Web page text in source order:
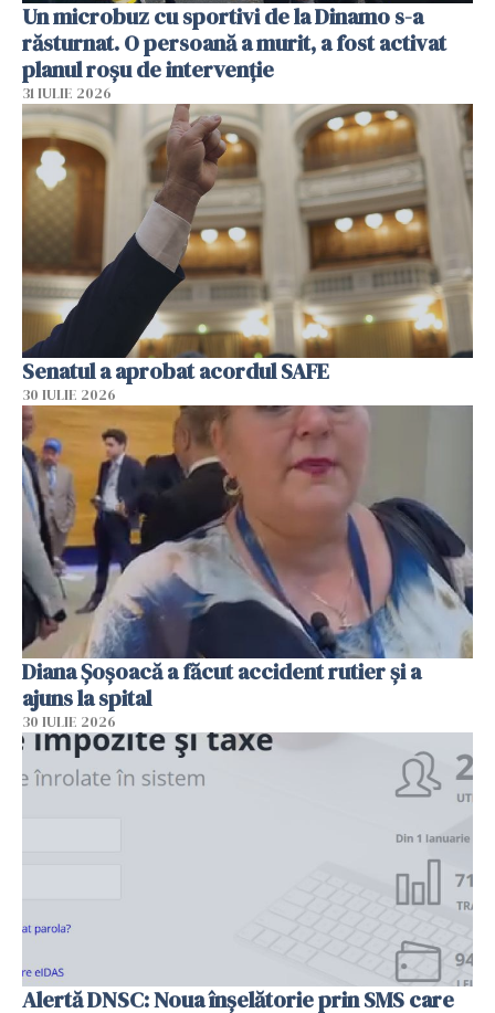
Un microbuz cu sportivi de la Dinamo s-a
răsturnat. O persoană a murit, a fost activat
planul roșu de intervenție
31 IULIE 2026
Senatul a aprobat acordul SAFE
30 IULIE 2026
Diana Șoșoacă a făcut accident rutier și a
ajuns la spital
30 IULIE 2026
Alertă DNSC: Noua înșelătorie prin SMS care